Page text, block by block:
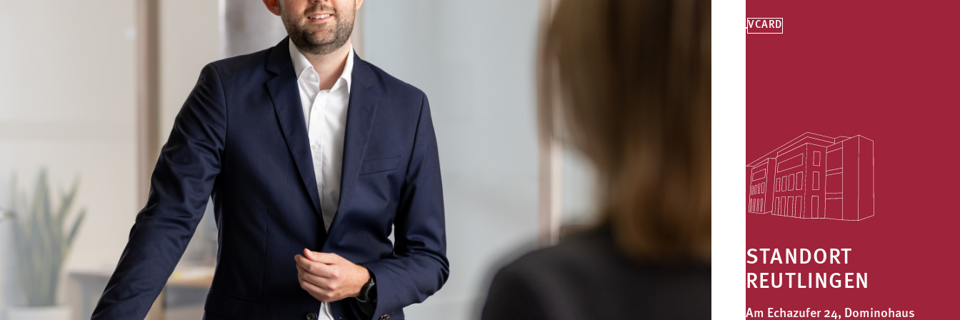
VCARD
STANDORT
REUTLINGEN
Am Echazufer 24, Dominohaus